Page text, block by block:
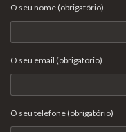
O seu nome (obrigatório)
O seu email (obrigatório)
O seu telefone (obrigatório)